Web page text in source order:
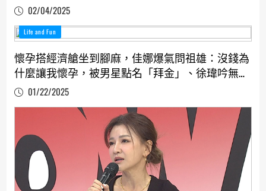
02/04/2025
Life and Fun
懷孕搭經濟艙坐到腳麻，佳娜爆氣問祖雄：沒錢為
什麼讓我懷孕，被男星點名「拜金」、徐瑋吟無奈
喊冤01/22/2025